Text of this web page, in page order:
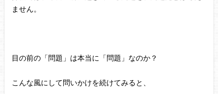
ません。
目の前の「問題」は本当に「問題」なのか？
こんな風にして問いかけを続けてみると、